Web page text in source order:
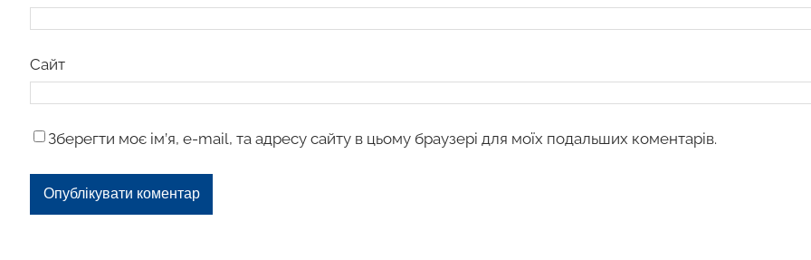
Сайт
Зберегти моє ім’я, e-mail, та адресу сайту в цьому браузері для моїх подальших коментарів.